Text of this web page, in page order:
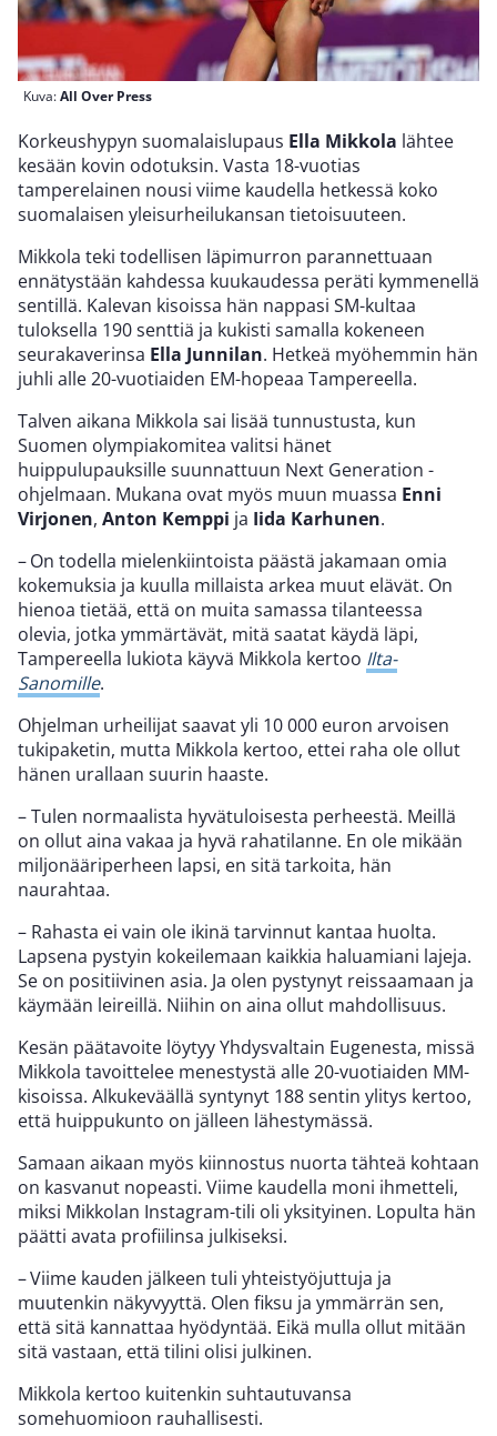
Kuva:All Over Press
Korkeushypyn suomalaislupaus Ella Mikkola lähtee
kesään kovin odotuksin. Vasta 18-vuotias
tamperelainen nousi viime kaudella hetkessä koko
suomalaisen yleisurheilukansan tietoisuuteen.
Mikkola teki todellisen läpimurron parannettuaan
ennätystään kahdessa kuukaudessa peräti kymmenellä
sentillä. Kalevan kisoissa hän nappasi SM-kultaa
tuloksella 190 senttiä ja kukisti samalla kokeneen
seurakaverinsa Ella Junnilan. Hetkeä myöhemmin hän
juhli alle 20-vuotiaiden EM-hopeaa Tampereella.
Talven aikana Mikkola sai lisää tunnustusta, kun
Suomen olympiakomitea valitsi hänet
huippulupauksille suunnattuun Next Generation -
ohjelmaan. Mukana ovat myös muun muassa Enni
Virjonen, Anton Kemppi ja Iida Karhunen.
– On todella mielenkiintoista päästä jakamaan omia
kokemuksia ja kuulla millaista arkea muut elävät. On
hienoa tietää, että on muita samassa tilanteessa
olevia, jotka ymmärtävät, mitä saatat käydä läpi,
Tampereella lukiota käyvä Mikkola kertoo Ilta-
Sanomille.
Ohjelman urheilijat saavat yli 10 000 euron arvoisen
tukipaketin, mutta Mikkola kertoo, ettei raha ole ollut
hänen urallaan suurin haaste.
– Tulen normaalista hyvätuloisesta perheestä. Meillä
on ollut aina vakaa ja hyvä rahatilanne. En ole mikään
miljonääriperheen lapsi, en sitä tarkoita, hän
naurahtaa.
– Rahasta ei vain ole ikinä tarvinnut kantaa huolta.
Lapsena pystyin kokeilemaan kaikkia haluamiani lajeja.
Se on positiivinen asia. Ja olen pystynyt reissaamaan ja
käymään leireillä. Niihin on aina ollut mahdollisuus.
Kesän päätavoite löytyy Yhdysvaltain Eugenesta, missä
Mikkola tavoittelee menestystä alle 20-vuotiaiden MM-
kisoissa. Alkukeväällä syntynyt 188 sentin ylitys kertoo,
että huippukunto on jälleen lähestymässä.
Samaan aikaan myös kiinnostus nuorta tähteä kohtaan
on kasvanut nopeasti. Viime kaudella moni ihmetteli,
miksi Mikkolan Instagram-tili oli yksityinen. Lopulta hän
päätti avata profiilinsa julkiseksi.
– Viime kauden jälkeen tuli yhteistyöjuttuja ja
muutenkin näkyvyyttä. Olen fiksu ja ymmärrän sen,
että sitä kannattaa hyödyntää. Eikä mulla ollut mitään
sitä vastaan, että tilini olisi julkinen.
Mikkola kertoo kuitenkin suhtautuvansa
somehuomioon rauhallisesti.